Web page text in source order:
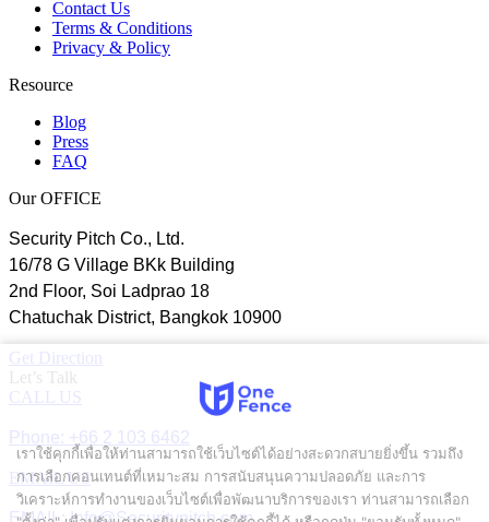
Contact Us
Terms & Conditions
Privacy & Policy
Resource
Blog
Press
FAQ
Our OFFICE
Security Pitch Co., Ltd.
16/78 G Village BKk Building
2nd Floor, Soi Ladprao 18
Chatuchak District, Bangkok 10900
Get Direction
Let’s Talk
CALL US
Phone: +66 2 103 6462
EMAIL US
เราใช้คุกกี้เพื่อให้ท่านสามารถใช้เว็บไซต์ได้อย่างสะดวกสบายยิ่งขึ้น รวมถึง
การเลือกคอนเทนต์ที่เหมาะสม การสนับสนุนความปลอดภัย และการ
วิเคราะห์การทำงานของเว็บไซต์เพื่อพัฒนาบริการของเรา ท่านสามารถเลือก